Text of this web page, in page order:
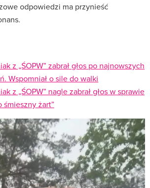
odpowiedzi ma przynieść
z „ŚOPW” zabrał głos po najnowszych
Wspomniał o sile do walki
z „ŚOPW” nagle zabrał głos w sprawie
śmieszny żart”